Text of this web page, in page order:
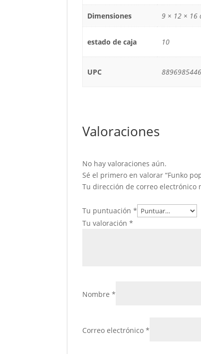
Dimensiones 9 × 12 × 16
estado de caja 10
UPC
Valoraciones
No hay valoraciones aún.
Sé el primero en valorar “Funko
Tu dirección de correo electrónico
Tu puntuación*
Tu valoración*
Nombre*
Correo electrónico*